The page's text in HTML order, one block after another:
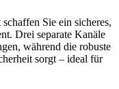
Sie ein sicheres,
Drei separate Kanäle
während die robuste
sorgt – ideal für